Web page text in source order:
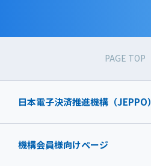
PAGE TOP
日本電子決済推進機構（JEPPO）
機構会員様向けページ